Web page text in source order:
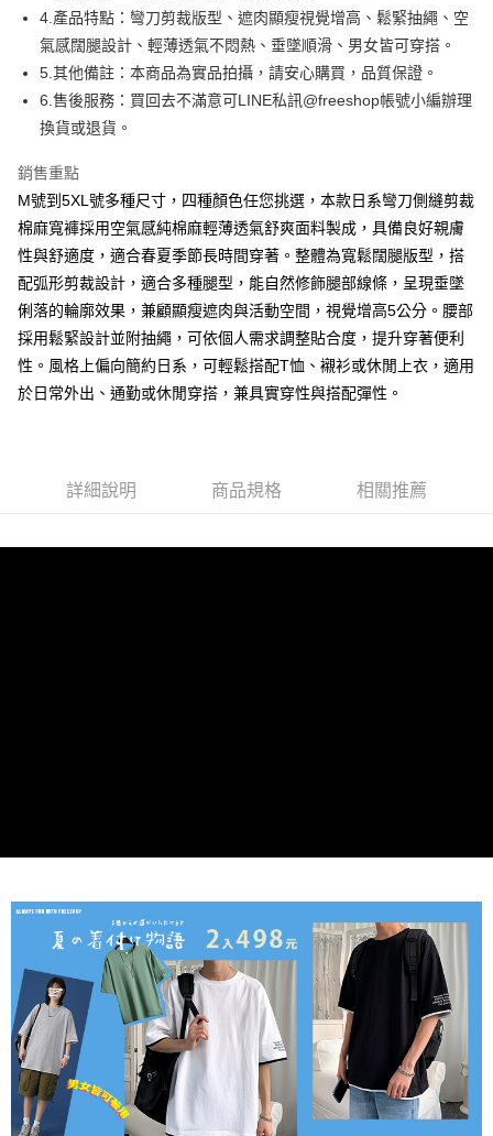
運送方式
每筆NT$80，滿NT$1,000(含以上)免運費
付款後全家取貨
7-11取貨付款
每筆NT$80，滿NT$1,000(含以上)免運費
每筆NT$80，滿NT$1,000(含以上)免運費
宅配
每筆NT$150，滿NT$3,000(含以上)免運費
4.產品特點：彎刀剪裁版型、遮肉顯瘦視覺增高、鬆緊抽繩、空
氣感闊腿設計、輕薄透氣不悶熱、垂墜順滑、男女皆可穿搭。
5.其他備註：本商品為實品拍攝，請安心購買，品質保證。
6.售後服務：買回去不滿意可LINE私訊@freeshop帳號小編辦理
換貨或退貨。
銷售重點
M號到5XL號多種尺寸，四種顏色任您挑選，本款日系彎刀側縫剪裁
棉麻寬褲採用空氣感純棉麻輕薄透氣舒爽面料製成，具備良好親膚
性與舒適度，適合春夏季節長時間穿著。整體為寬鬆闊腿版型，搭
配弧形剪裁設計，適合多種腿型，能自然修飾腿部線條，呈現垂墜
俐落的輪廓效果，兼顧顯瘦遮肉與活動空間，視覺增高5公分。腰部
採用鬆緊設計並附抽繩，可依個人需求調整貼合度，提升穿著便利
性。風格上偏向簡約日系，可輕鬆搭配T恤、襯衫或休閒上衣，適用
於日常外出、通勤或休閒穿搭，兼具實穿性與搭配彈性。
詳細說明 商品規格 相關推薦